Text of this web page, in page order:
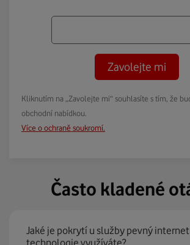
Zavolejte mi
Kliknutím na „Zavolejte mi“ souhlasíte s tím, že
obchodní nabídkou.
Více o ochraně soukromí.
Často kladené
Jaké je pokrytí u služby pevný internet
technologie využíváte?